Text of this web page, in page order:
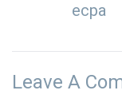
ecpa
Leave A